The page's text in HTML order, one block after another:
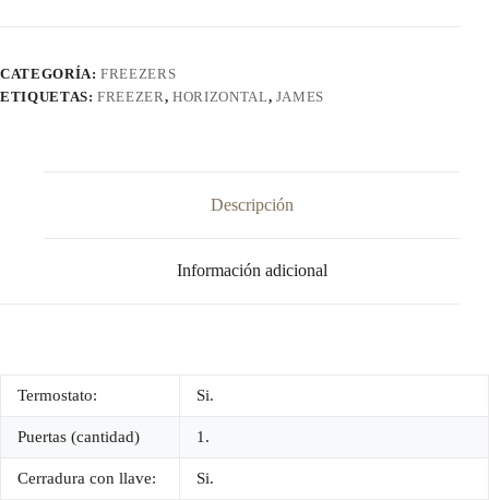
210M
INV
CATEGORÍA:FREEZERS
ETIQUETAS:FREEZER,HORIZONTAL, JAMES
Descripción
Información adicional
Termostato: Si.
Puertas (cantidad) 1.
Cerradura con llave: Si.